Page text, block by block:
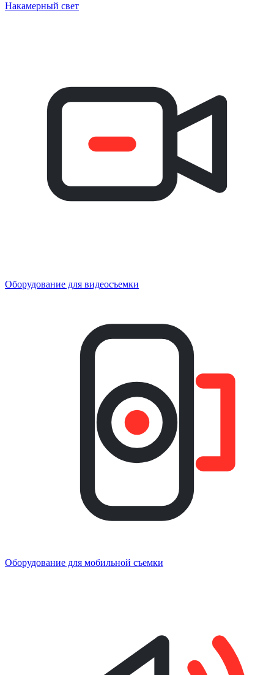
Накамерный свет
Оборудование для видеосъемки
Оборудование для мобильной съемки